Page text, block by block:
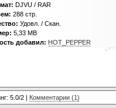
DJVU / RAR
288 стр.
Удовл. / Скан.
5,33 MB
добавил: HOT_PEPPER
5.0/2 | Комментарии (1)